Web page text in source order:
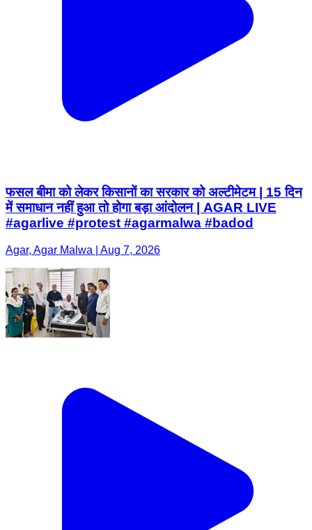
फसल बीमा को लेकर किसानों का सरकार को अल्टीमेटम | 15 दिन
में समाधान नहीं हुआ तो होगा बड़ा आंदोलन | AGAR LIVE
#agarlive #protest #agarmalwa #badod
Agar, Agar Malwa | Aug 7, 2026